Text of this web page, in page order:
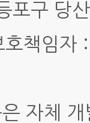
포구 당
책임
자체